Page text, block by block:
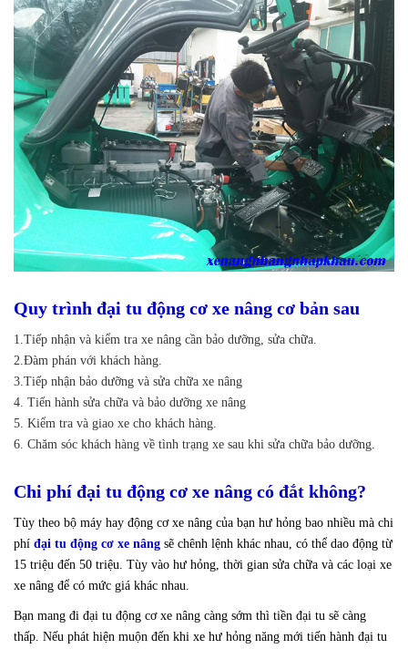
Quy trình đại tu động cơ xe nâng cơ bản sau
1.Tiếp nhận và kiểm tra xe nâng cần bảo dưỡng, sửa chữa.
2.Đàm phán với khách hàng.
3.Tiếp nhận bảo dưỡng và sửa chữa xe nâng
4. Tiến hành sửa chữa và bảo dưỡng xe nâng
5. Kiểm tra và giao xe cho khách hàng.
6. Chăm sóc khách hàng về tình trạng xe sau khi sửa chữa bảo dưỡng.
Chi phí đại tu động cơ xe nâng có đắt không?
Tùy theo bộ máy hay động cơ xe nâng của bạn hư hỏng bao nhiều mà chi
phí đại tu động cơ xe nâng sẽ chênh lệnh khác nhau, có thể dao động từ
15 triệu đến 50 triệu. Tùy vào hư hỏng, thời gian sửa chữa và các loại xe
xe nâng để có mức giá khác nhau.
Bạn mang đi đại tu động cơ xe nâng càng sớm thì tiền đại tu sẽ càng
thấp. Nếu phát hiện muộn đến khi xe hư hỏng năng mới tiến hành đại tu